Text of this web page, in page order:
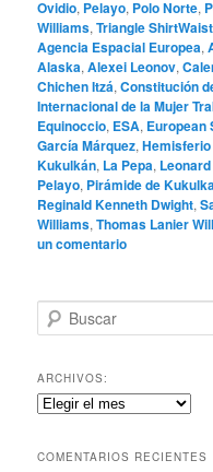
Ovidio, Pelayo, Polo Norte,
Williams,Triangle
Agencia Espacial Europea,
Alaska,Alexei Leonov,
Chichen Itzá,Constitución
Internacional de la Mujer
Equinoccio, ESA, European
García Márquez,
Kukulkán, La Pepa,
Pelayo, Pirámide de
Reginald Kenneth Dwight,
Williams,Thomas Lanier
un comentario
u
c
a
r
ARCHIVOS:
Archivos:
COMENTARIOS RECIENTES